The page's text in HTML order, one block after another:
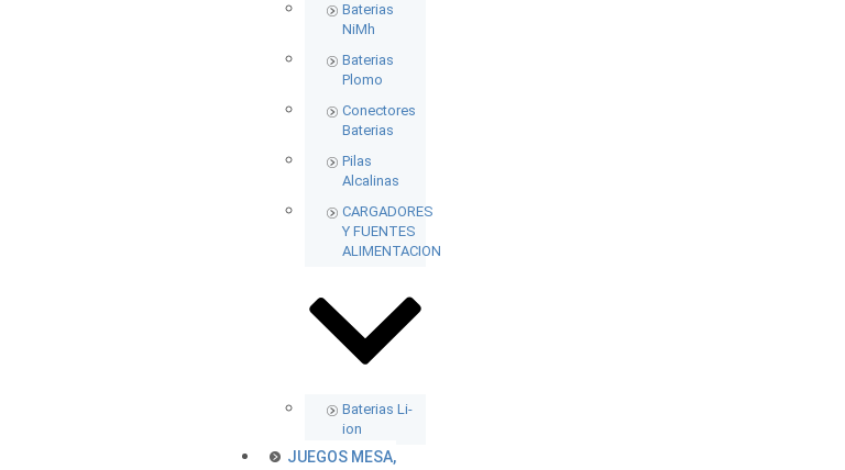
Baterias
NiMh
Baterias
Plomo
Conectores
Baterias
Pilas
Alcalinas
CARGADORES
Y FUENTES
ALIMENTACION
Baterias Li-
ion
JUEGOS MESA,